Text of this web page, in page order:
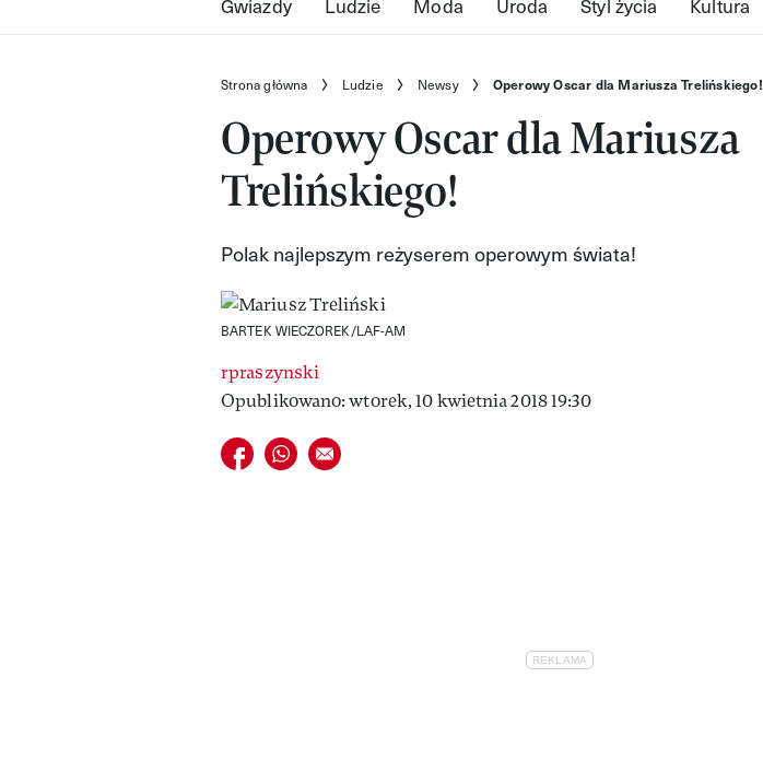
Strona główna Ludzie Newsy Operowy Oscar dla Mariusza Trelińskiego!
Operowy Oscar dla Mariusza
Trelińskiego!
Polak najlepszym reżyserem operowym świata!
BARTEK WIECZOREK/LAF-AM
rpraszynski
Opublikowano: wtorek, 10 kwietnia 2018 19:30
Udostępnij na facebook
Udostępnij na whatsapp
E-mail do przyjaciela